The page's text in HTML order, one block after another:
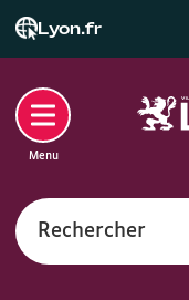
Lyon.fr
Rechercher
Menu